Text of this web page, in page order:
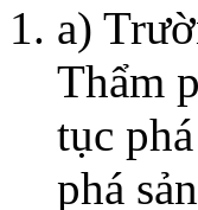
a)
Thẩm
tục
phá